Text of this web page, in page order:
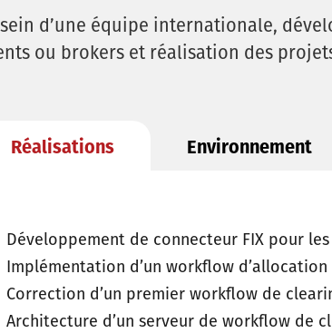
d’une équipe internationale,
ou brokers et réalisation des
Réalisations Environnement
Développement de connecteur FIX pour
Implémentation d’un workflow
Correction d’un premier workflow de
Architecture d’un serveur de workflow de